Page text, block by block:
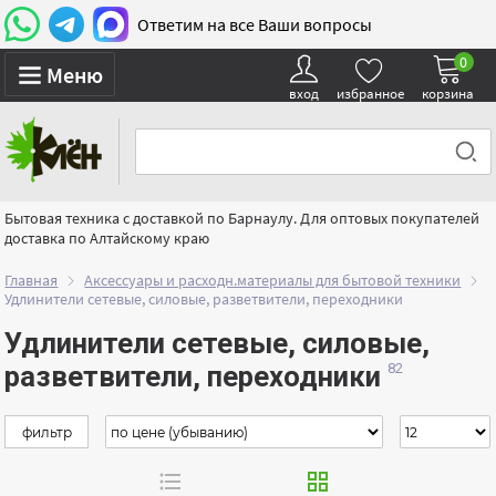
Ответим на все Ваши вопросы
Меню
вход избранное корзина
0
Бытовая техника с доставкой по Барнаулу. Для оптовых покупателей
доставка по Алтайскому краю
Главная Аксессуары и расходн.материалы для бытовой техники
Удлинители сетевые, силовые, разветвители, переходники
Удлинители сетевые, силовые,
разветвители, переходники
фильтр